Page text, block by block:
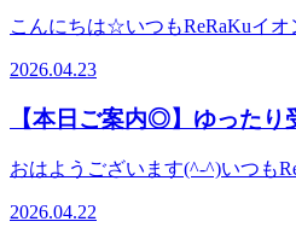
おすすめです！凝り固まった筋
からこそ、身体のケアを後回し
しょう！ReRaKuイオンモール
づくりを全力で応援しておりま
仕事帰りにもお気軽にお立ち寄
調」をそのままにせず、元気な
切りましょう！＼(^o^)／☆★本
抜けないな…」「このだるさ、
に合わせた施術で、心も体もス
来店を心よりお待ちしておりま
選！① ぬるめのお風呂でリラッ
にゆっくり浸かることで、血流
ャワーだけで済ませず、身体を
切な部分！足首回しや軽いスト
重だるさ軽減に繋がります☆③
なると冷房を使う機会も増えま
ごしていきましょう(^-^)疲れは“
浸かる軽いストレッチで筋肉を
かなかケアしきれない…」とい
行きたい！イオンモール木更津
イオンモール木更津でのリフレ
WAONポイント10倍デー ＋ GW
です！お買い物はもちろん、カ
クゼーションで身体を整えたり
足裏をほぐしてスッキリ感アッ
やすくなります(^^)さらに、効率
手でのケアもおすすめです。そ
を取り入れている方は、この時
きるセルフケアや、すぐ実践で
♪「これならできそう！」が見つ
木更津の語源を生んだ「日本武
と）」の名にちなんで「武」を
ちという意味を込めて名付けら
道のYOSAKOIソーランと融合
今年の５月４日のイベント前に
してくれるそうです。参加チー
舞・大旗演舞・みんなで踊る総
こんにちは☆いつもReRaKuイ
だけのWお得キャンペーン開催
と思った方、今がチャンスです
ReRaKuペイのチャージキャンペ
ています。■気になる内容はこ
トレッチチューブ 1つ・30,000
2026.04.23
【本日ご案内◎】ゆったり
おはようございます(^-^)いつも
は比較的ご予約に余裕があり、
2026.04.22